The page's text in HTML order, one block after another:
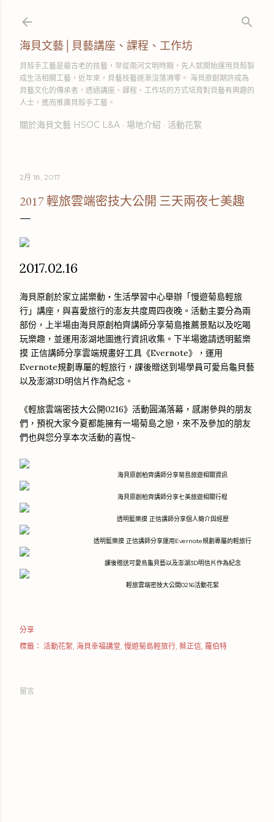
海貝文藝│貝藝講座、課程、工作坊
貝殼手工藝是最古老的技藝，早從兩河文明時期，先人就開始運用貝殼製
成生活相關工藝，近年來，貝藝技藝逐漸沒落凋零。 海貝原創期許成為
貝藝文化的傳承者，透過講座、課程、工作坊的方式培育對貝藝有興趣的
人士，進而推廣貝殼手工藝。
關於海貝文藝 HSOC L&A 場地介紹 活動花絮
2月 18, 2017
2017 輕旅雲端密技大公開 三天兩夜七美趣
2017.02.16
海貝原創於家立諾樂動‧生活學習中心舉辦「慢遊菊島輕旅
行」講座，與喜愛旅行的澎友共度周四夜晚。活動主要分為兩
部份，上半場由海貝原創柏齊講師分享菊島推薦景點以及吃喝
玩樂趣，並運用澎湖地圖進行資訊收集。下半場邀請透明藍樂
摸 正信講師分享雲端規畫好工具《Evernote》，運用
Evernote規劃專屬的輕旅行，課後贈送到場學員可愛烏龜貝藝
以及澎湖3D明信片作為紀念。
《輕旅雲端密技大公開0216》活動圓滿落幕，感謝參與的朋友
們，預祝大家今夏都能擁有一場菊島之戀，來不及參加的朋友
們也與您分享本次活動的喜悅~
海貝原創柏齊講師分享菊島旅遊相關資訊
海貝原創柏齊講師分享七美旅遊相關行程
透明藍樂摸 正信講師分享個人簡介與經歷
透明藍樂摸 正信講師分享運用Evernote規劃專屬的輕旅行
課後贈送可愛烏龜貝藝以及澎湖3D明信片作為紀念
輕旅雲端密技大公開0216活動花絮
分享
標籤： 活動花絮 海貝幸福講堂 慢遊菊島輕旅行 蔡正信 羅伯特
留言